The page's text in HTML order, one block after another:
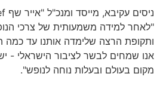
"לאחר למידה משמעותית של צרכי
ותקופת הרצה שלימדה אותנו עד כמה
אנו שמחים לבשר לציבור הישראלי -
מקום בעולם ובעלות נוחה לנופש".